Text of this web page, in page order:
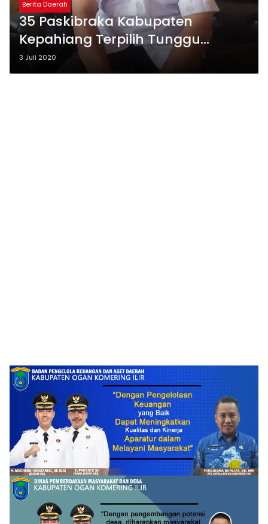
Berita Daerah
35 Paskibraka Kabupaten
Kepahiang Terpilih Tunggu
Pemberitahuan Provinsi
3 Juli 2020